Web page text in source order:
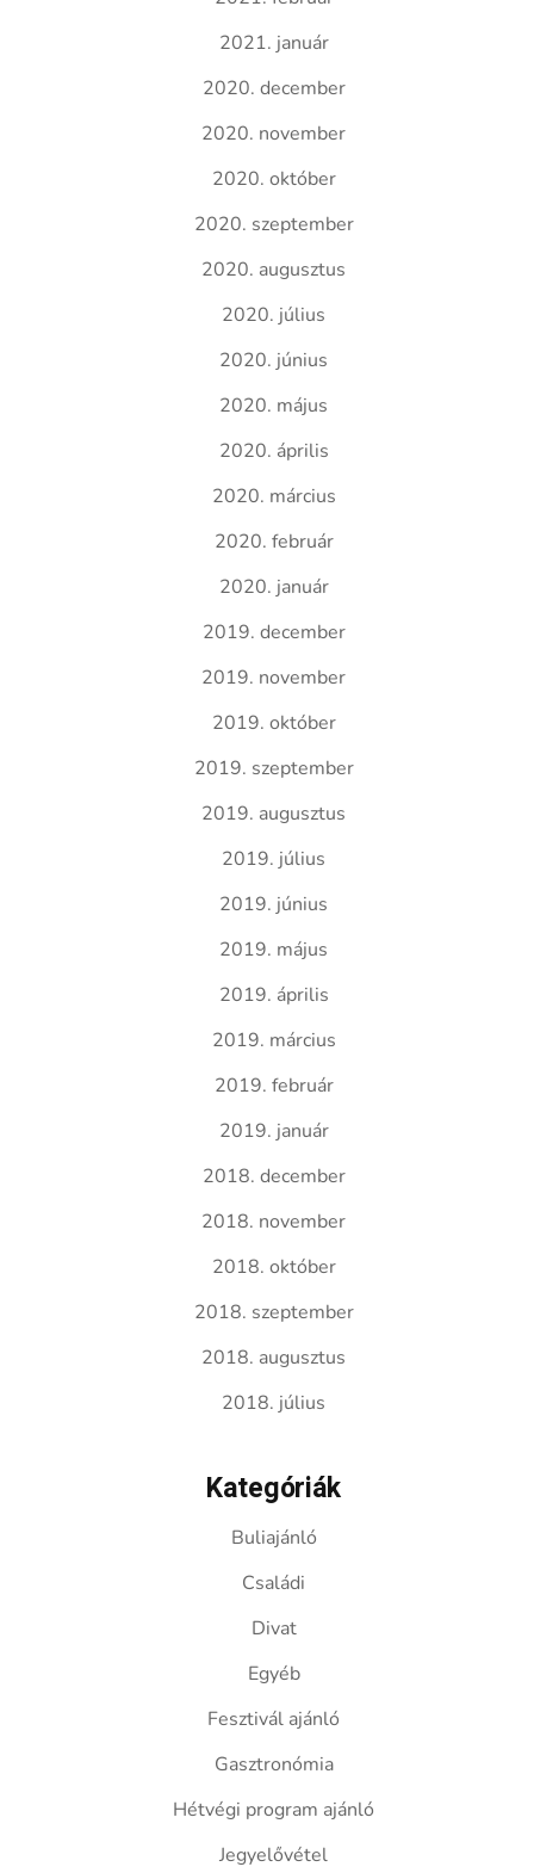
2021. január
2020. december
2020. november
2020. október
2020. szeptember
2020. augusztus
2020. július
2020. június
2020. május
2020. április
2020. március
2020. február
2020. január
2019. december
2019. november
2019. október
2019. szeptember
2019. augusztus
2019. július
2019. június
2019. május
2019. április
2019. március
2019. február
2019. január
2018. december
2018. november
2018. október
2018. szeptember
2018. augusztus
2018. július
Kategóriák
Buliajánló
Családi
Divat
Egyéb
Fesztivál ajánló
Gasztronómia
Hétvégi program ajánló
Jegyelővétel